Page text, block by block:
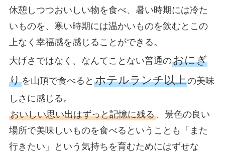
休憩しつつおいしい物を食べ、暑い時期には冷た
いものを、寒い時期には温かいものを飲むとこの
上なく幸福感を感じることができる。
大げさではなく、なんてことない普通のおにぎ
りを山頂で食べると ホテルランチ以上の美味
しさに感じる。
おいしい思い出はずっと記憶に残る、景色の良い
場所で美味しいものを食べるということも「また
行きたい」という気持ちを育むためにはずせな